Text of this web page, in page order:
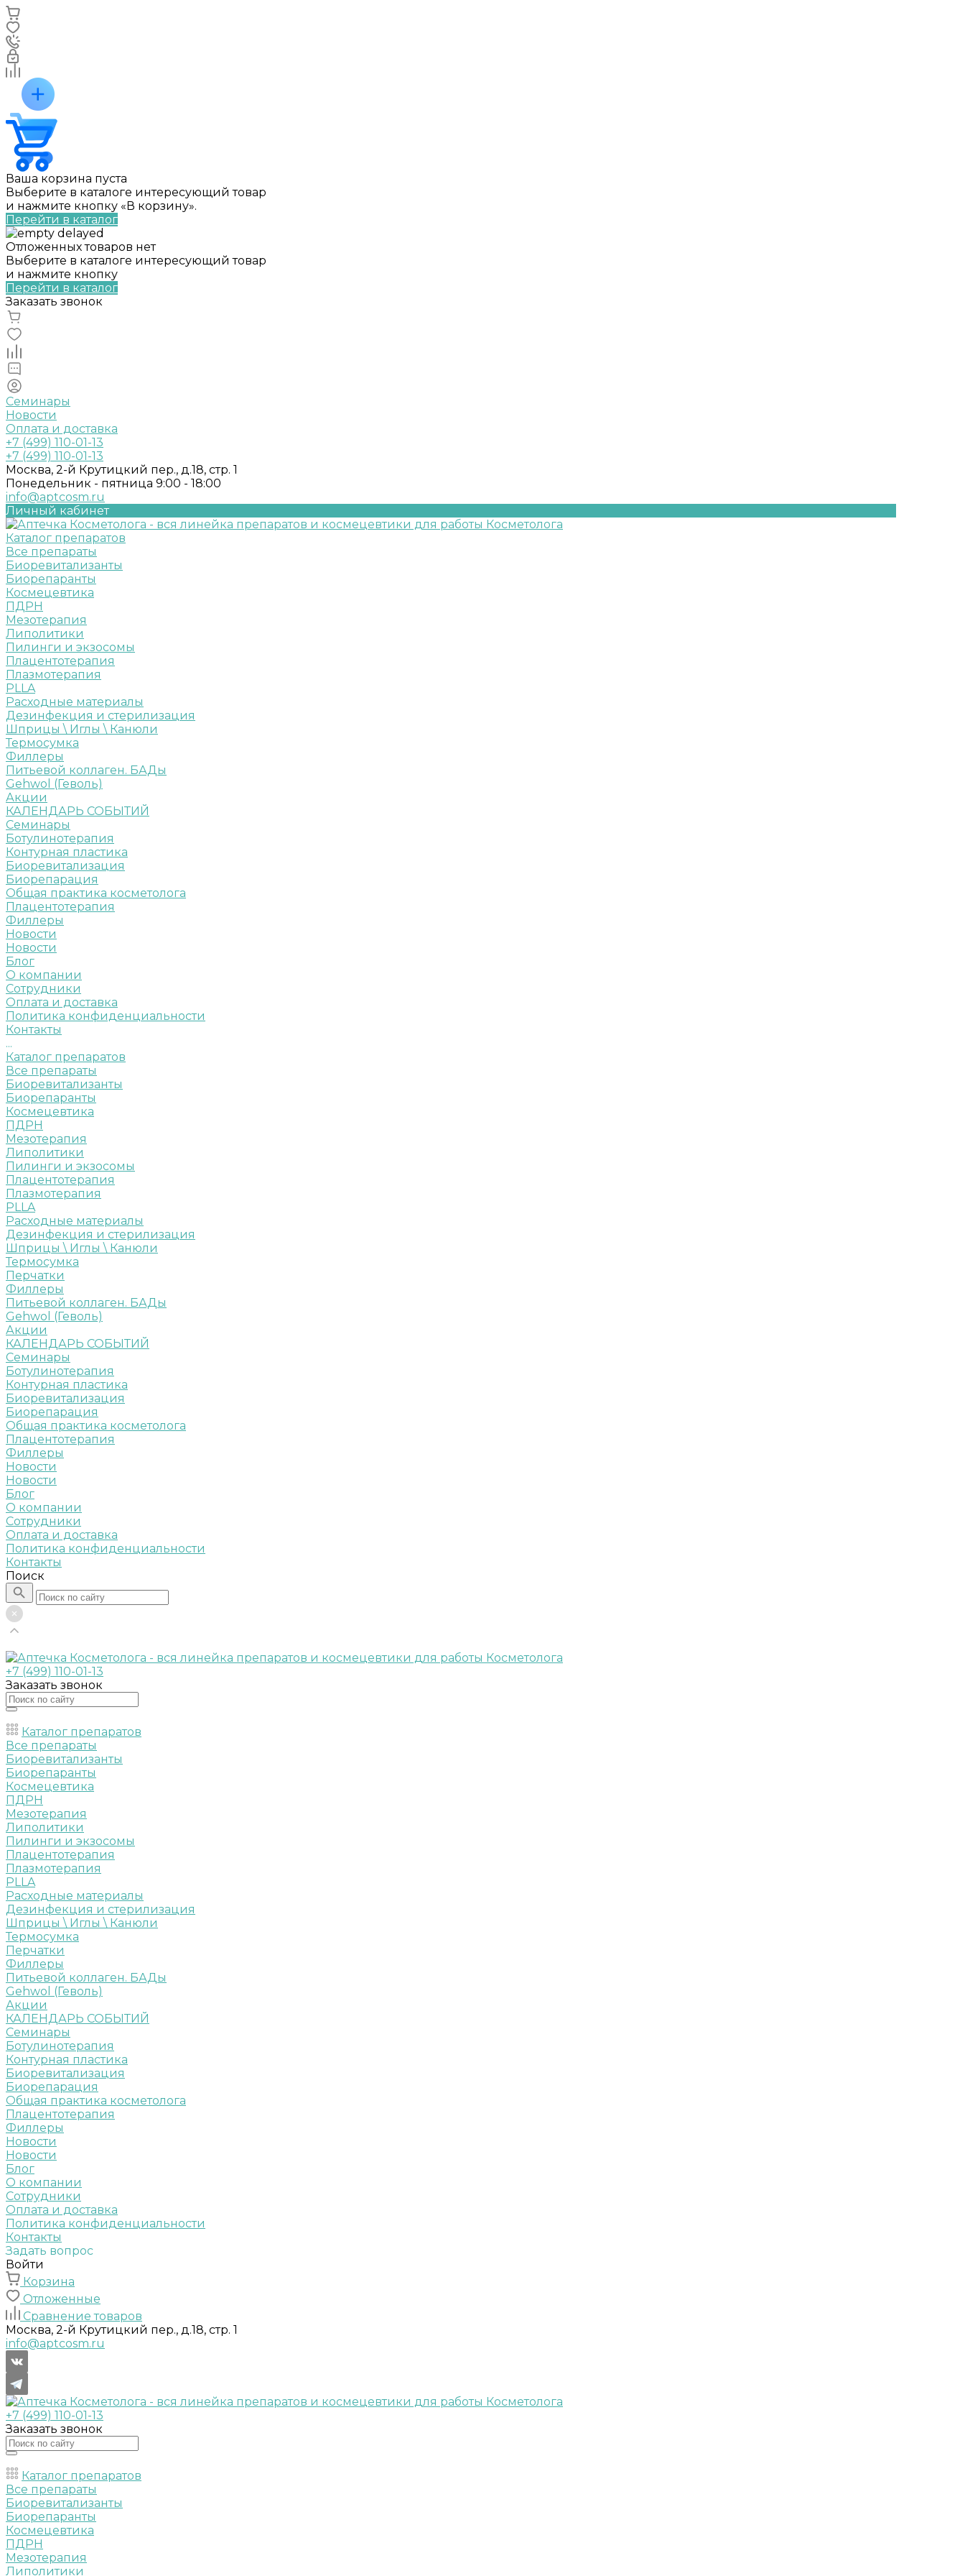
Ваша корзина пуста
Выберите в каталоге интересующий товар
и нажмите кнопку «В корзину».
Перейти в каталог
Отложенных товаров нет
Выберите в каталоге интересующий товар
и нажмите кнопку
Перейти в каталог
Заказать звонок
Семинары
Новости
Оплата и доставка
+7 (499) 110-01-13
+7 (499) 110-01-13
Москва, 2-й Крутицкий пер., д.18, стр. 1
Понедельник - пятница 9:00 - 18:00
info@aptcosm.ru
Личный кабинет
Каталог препаратов
Все препараты
Биоревитализанты
Биорепаранты
Космецевтика
ПДРН
Мезотерапия
Липолитики
Пилинги и экзосомы
Плацентотерапия
Плазмотерапия
PLLA
Расходные материалы
Дезинфекция и стерилизация
Шприцы \ Иглы \ Канюли
Термосумка
Филлеры
Питьевой коллаген. БАДы
Gehwol (Геволь)
Акции
КАЛЕНДАРЬ СОБЫТИЙ
Семинары
Ботулинотерапия
Контурная пластика
Биоревитализация
Биорепарация
Общая практика косметолога
Плацентотерапия
Филлеры
Новости
Новости
Блог
О компании
Сотрудники
Оплата и доставка
Политика конфиденциальности
Контакты
...
Каталог препаратов
Все препараты
Биоревитализанты
Биорепаранты
Космецевтика
ПДРН
Мезотерапия
Липолитики
Пилинги и экзосомы
Плацентотерапия
Плазмотерапия
PLLA
Расходные материалы
Дезинфекция и стерилизация
Шприцы \ Иглы \ Канюли
Термосумка
Перчатки
Филлеры
Питьевой коллаген. БАДы
Gehwol (Геволь)
Акции
КАЛЕНДАРЬ СОБЫТИЙ
Семинары
Ботулинотерапия
Контурная пластика
Биоревитализация
Биорепарация
Общая практика косметолога
Плацентотерапия
Филлеры
Новости
Новости
Блог
О компании
Сотрудники
Оплата и доставка
Политика конфиденциальности
Контакты
Поиск
+7 (499) 110-01-13
Заказать звонок
Каталог препаратов
Все препараты
Биоревитализанты
Биорепаранты
Космецевтика
ПДРН
Мезотерапия
Липолитики
Пилинги и экзосомы
Плацентотерапия
Плазмотерапия
PLLA
Расходные материалы
Дезинфекция и стерилизация
Шприцы \ Иглы \ Канюли
Термосумка
Перчатки
Филлеры
Питьевой коллаген. БАДы
Gehwol (Геволь)
Акции
КАЛЕНДАРЬ СОБЫТИЙ
Семинары
Ботулинотерапия
Контурная пластика
Биоревитализация
Биорепарация
Общая практика косметолога
Плацентотерапия
Филлеры
Новости
Новости
Блог
О компании
Сотрудники
Оплата и доставка
Политика конфиденциальности
Контакты
Задать вопрос
Войти
Корзина
Отложенные
Сравнение товаров
Москва, 2-й Крутицкий пер., д.18, стр. 1
info@aptcosm.ru
+7 (499) 110-01-13
Заказать звонок
Каталог препаратов
Все препараты
Биоревитализанты
Биорепаранты
Космецевтика
ПДРН
Мезотерапия
Липолитики